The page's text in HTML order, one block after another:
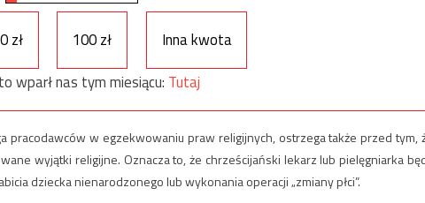
zł 100 zł
Inna kwota
wparł nas tym miesiącu: Tutaj
pracodawców w egzekwowaniu praw religijnych, ostrzega także przed tym,
wyjątki religijne. Oznacza to, że chrześcijański lekarz lub pielęgniarka
dziecka nienarodzonego lub wykonania operacji „zmiany płci”.